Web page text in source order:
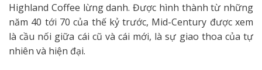
Highland Coffee lừng danh. Được hình thành từ những
năm 40 tới 70 của thế kỷ trước, Mid-Century được xem
là cầu nối giữa cái cũ và cái mới, là sự giao thoa của tự
nhiên và hiện đại.